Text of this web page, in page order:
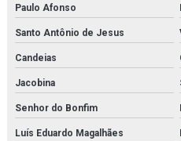
Purificador para sistema de ar de
Purificador para sistema de ar
Pvg 120
Paulo Afonso
Santo Antônio de Jesus
Candeias
Jacobina
Senhor do Bonfim
Luís Eduardo Magalhães